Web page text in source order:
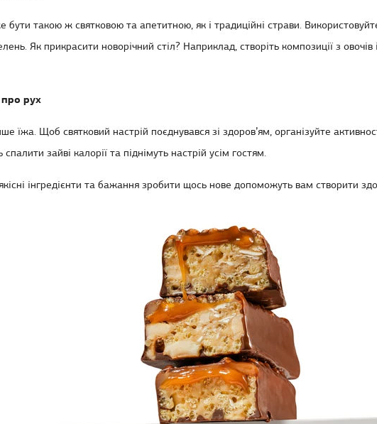
такою ж святковою та апетитною, як і традиційні страви.
Як прикрасити новорічний стіл? Наприклад, створіть композиції з
рух
їжа. Щоб святковий настрій поєднувався зі здоров’ям, організуйте
зайві калорії та піднімуть настрій усім гостям.
інгредієнти та бажання зробити щось нове допоможуть вам створити